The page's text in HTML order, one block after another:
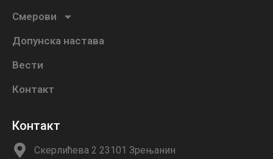
Смерови
Допунска настава
Вести
Контакт
Контакт
Скерлићева 2 23101 Зрењанин